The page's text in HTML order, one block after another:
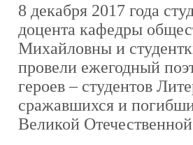
8 декабря 2017 года
доцента кафедры
Михайловны и
провели ежегодный
героев – студентов
сражавшихся и
Великой